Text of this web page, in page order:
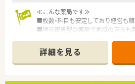
≪こんな薬局です≫
■枚数・科目も安定しており経営も順
■地元密着型の薬局で地域の方らも
詳細を見る